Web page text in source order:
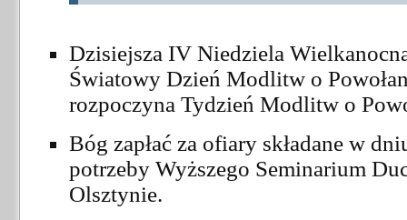
Dzisiejsza IV Niedziela
Światowy Dzień Modlitw o
rozpoczyna Tydzień Modlitw o
Bóg zapłać za ofiary składane w
potrzeby Wyższego Seminarium
Olsztynie.